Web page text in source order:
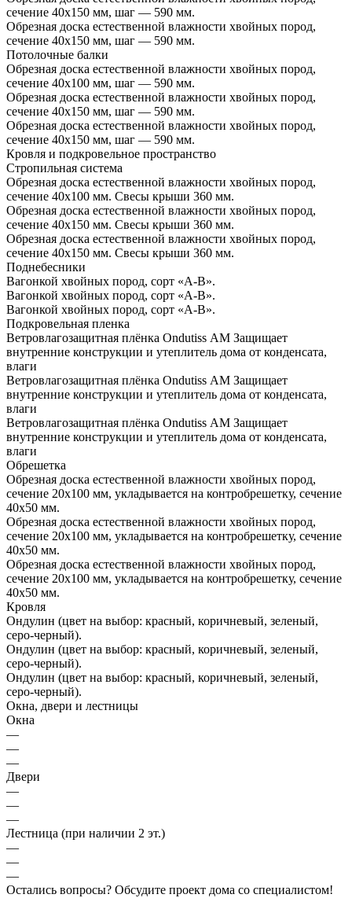
сечение 40х150 мм, шаг — 590 мм.
Обрезная доска естественной влажности хвойных пород,
сечение 40х150 мм, шаг — 590 мм.
Потолочные балки
Обрезная доска естественной влажности хвойных пород,
сечение 40х100 мм, шаг — 590 мм.
Обрезная доска естественной влажности хвойных пород,
сечение 40х150 мм, шаг — 590 мм.
Обрезная доска естественной влажности хвойных пород,
сечение 40х150 мм, шаг — 590 мм.
Кровля и подкровельное пространство
Стропильная система
Обрезная доска естественной влажности хвойных пород,
сечение 40х100 мм. Свесы крыши 360 мм.
Обрезная доска естественной влажности хвойных пород,
сечение 40х150 мм. Свесы крыши 360 мм.
Обрезная доска естественной влажности хвойных пород,
сечение 40х150 мм. Свесы крыши 360 мм.
Поднебесники
Вагонкой хвойных пород, сорт «А-В».
Вагонкой хвойных пород, сорт «А-В».
Вагонкой хвойных пород, сорт «А-В».
Подкровельная пленка
Ветровлагозащитная плёнка Ondutiss АМ Защищает
внутренние конструкции и утеплитель дома от конденсата,
влаги
Ветровлагозащитная плёнка Ondutiss АМ Защищает
внутренние конструкции и утеплитель дома от конденсата,
влаги
Ветровлагозащитная плёнка Ondutiss АМ Защищает
внутренние конструкции и утеплитель дома от конденсата,
влаги
Обрешетка
Обрезная доска естественной влажности хвойных пород,
сечение 20х100 мм, укладывается на контробрешетку, сечение
40х50 мм.
Обрезная доска естественной влажности хвойных пород,
сечение 20х100 мм, укладывается на контробрешетку, сечение
40х50 мм.
Обрезная доска естественной влажности хвойных пород,
сечение 20х100 мм, укладывается на контробрешетку, сечение
40х50 мм.
Кровля
Ондулин (цвет на выбор: красный, коричневый, зеленый,
серо-черный).
Ондулин (цвет на выбор: красный, коричневый, зеленый,
серо-черный).
Ондулин (цвет на выбор: красный, коричневый, зеленый,
серо-черный).
Окна, двери и лестницы
Окна
—
—
—
Двери
—
—
—
Лестница (при наличии 2 эт.)
—
—
—
Остались вопросы? Обсудите проект дома со специалистом!